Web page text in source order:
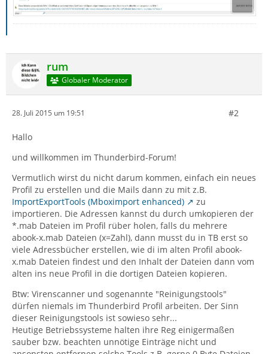
rum
Globaler Moderator
28. Juli 2015 um 19:51 #2
Hallo
und willkommen im Thunderbird-Forum!
Vermutlich wirst du nicht darum kommen, einfach ein neues
Profil zu erstellen und die Mails dann zu mit z.B.
ImportExportTools (Mboximport enhanced)
zu
importieren. Die Adressen kannst du durch umkopieren der
*.mab Dateien im Profil rüber holen, falls du mehrere
abook-x.mab Dateien (x=Zahl), dann musst du in TB erst so
viele Adressbücher erstellen, wie di im alten Profil abook-
x.mab Dateien findest und den Inhalt der Dateien dann vom
alten ins neue Profil in die dortigen Dateien kopieren.
Btw: Virenscanner und sogenannte "Reinigungstools"
dürfen niemals im Thunderbird Profil arbeiten. Der Sinn
dieser Reinigungstools ist sowieso sehr...
Heutige Betriebssysteme halten ihre Reg einigermaßen
sauber bzw. beachten unnötige Einträge nicht und